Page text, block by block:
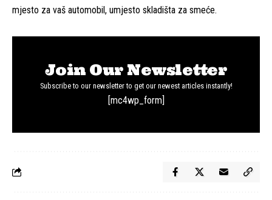
mjesto za vaš automobil, umjesto skladišta za smeće.
Join Our Newsletter
Subscribe to our newsletter to get our newest articles instantly!
[mc4wp_form]